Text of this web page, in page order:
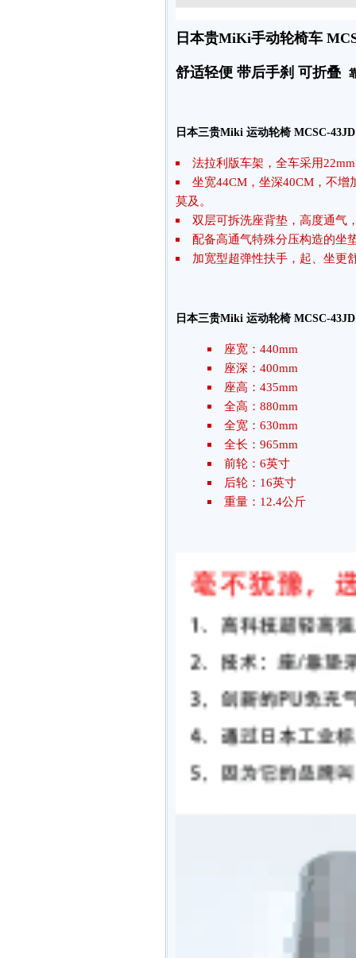
日本贵MiKi手动轮椅车
舒适轻便 带后手刹 可折叠
日本三贵Miki 运动轮椅 MCSC-43JD
法拉利版车架，全车采用
坐宽44CM，坐深40CM，不
莫及。
双层可拆洗座背垫，高度通气
配备高通气特殊分压构造的坐
加宽型超弹性扶手，起、坐更
日本三贵Miki 运动轮椅 MCSC-
座宽：440mm
座深：400mm
座高：435mm
全高：880mm
全宽：630mm
全长：965mm
前轮：6英寸
后轮：16英寸
重量：12.4公斤